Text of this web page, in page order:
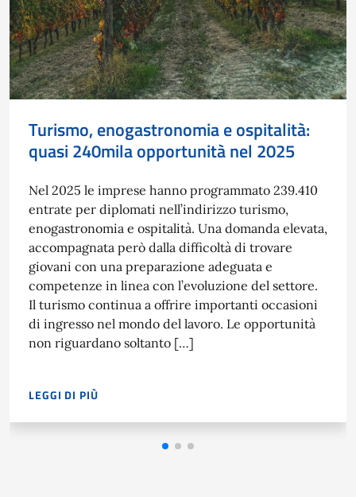
Turismo, enogastronomia e ospitalità:
quasi 240mila opportunità nel 2025
Nel 2025 le imprese hanno programmato 239.410
entrate per diplomati nell’indirizzo turismo,
enogastronomia e ospitalità. Una domanda elevata,
accompagnata però dalla difficoltà di trovare
giovani con una preparazione adeguata e
competenze in linea con l’evoluzione del settore.
Il turismo continua a offrire importanti occasioni
di ingresso nel mondo del lavoro. Le opportunità
non riguardano soltanto […]
LEGGI DI PIÙ
NEL 2025 LE IMPRESE HANNO PROGRAMMATO 239.410